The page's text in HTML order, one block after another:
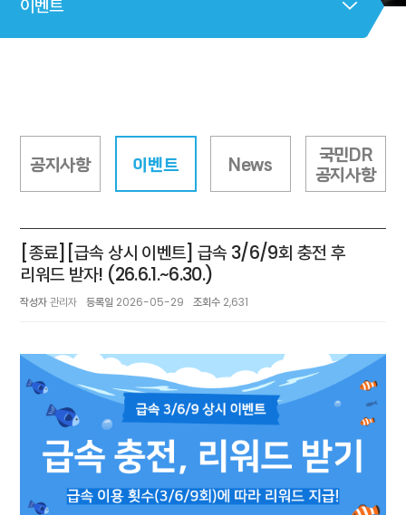
이벤트
공지사항 이벤트 News
국민DR
공지사항
[종료][급속 상시 이벤트] 급속 3/6/9회 충전 후
리워드 받자! (26.6.1.~6.30.)
작성자관리자 등록일 2026-05-29 조회수 2,631